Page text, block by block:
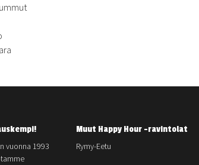
vuonna 1993
Muut Happy Hour -ravintolat
Rymy-Eetu